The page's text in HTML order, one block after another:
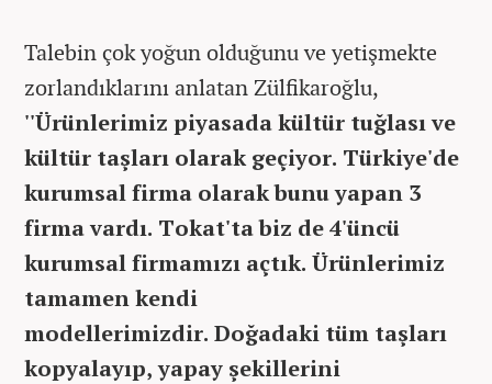
Talebin çok yoğun olduğunu ve yetişmekte
zorlandıklarını anlatan Zülfikaroğlu,
''Ürünlerimiz piyasada kültür tuğlası ve
kültür taşları olarak geçiyor. Türkiye'de
kurumsal firma olarak bunu yapan 3
firma vardı. Tokat'ta biz de 4'üncü
kurumsal firmamızı açtık. Ürünlerimiz
tamamen kendi
modellerimizdir. Doğadaki tüm taşları
kopyalayıp, yapay şekillerini